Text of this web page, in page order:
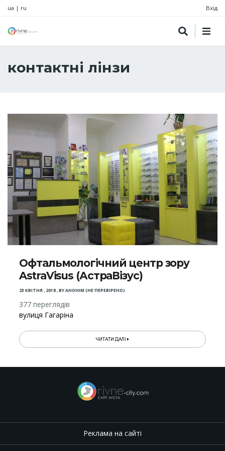
ua | ru Вхід
контактні лінзи
Офтальмологічний центр зору
AstraVisus (АстраВізус)
23 КВІТНЯ , 2018,BYАНОНІМ (НЕ ПЕРЕВІРЕНО)
377 переглядів
вулиця Гагаріна
ЧИТАТИ ДАЛІ
Реклама на сайті